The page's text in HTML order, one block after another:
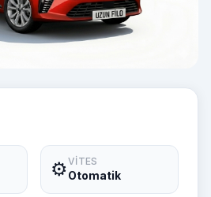
⚙️VITES
Otomatik